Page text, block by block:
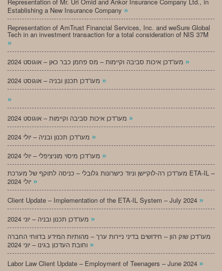
Establishing a New Insurance Company »
Representation of AmTrust Financial Services, Inc. and weSure Global
Tech in an investment transaction for a total consideration of NIS 37M
»
»
»
»
»
»
»
מעו”דכן רה-לוקיישן וניוד כישרונות גלובלי – כניסה לתוקף של מערכת ETA-IL –
»
Client Update – Implementation of the ETA-IL System – July 2024 »
»
מעו”דכן שוק הון – חידושים בדיני ניירות ערך – מהותיות המידע בדווחי החברה
»
Labor Law Client Update – Employment of Teenagers – June 2024 »